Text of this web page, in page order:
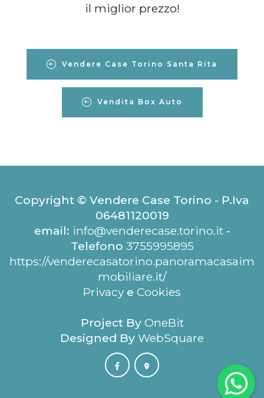
il miglior prezzo!
Vendere Case Torino Santa Rita
Vendita Box Auto
Copyright © Vendere Case Torino - P.Iva
06481120019
email: info@venderecase.torino.it-
Telefono 3755995895
https://venderecasatorino.panoramacasaim
mobiliare.it/
Privacy e Cookies
Project By OneBit
Designed By WebSquare